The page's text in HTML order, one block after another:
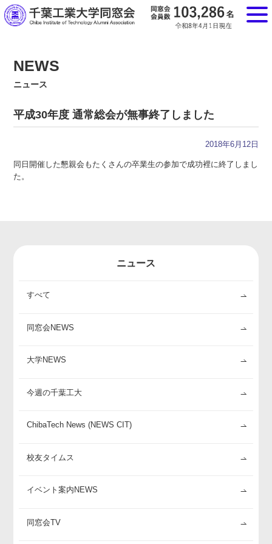
NEWS
ニュース
平成30年度 通常総会が無事終了しました
2018年6月12日
同日開催した懇親会もたくさんの卒業生の参加で成功裡に終了しまし
た。
ニュース
すべて
同窓会NEWS
大学NEWS
今週の千葉工大
ChibaTech News (NEWS CIT)
校友タイムス
イベント案内NEWS
同窓会TV